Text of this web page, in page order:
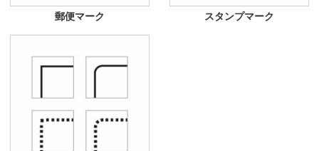
郵便マーク スタンプマーク